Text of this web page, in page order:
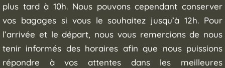
plus tard à 10h. Nous pouvons cependant conserver
vos bagages si vous le souhaitez jusqu’à 12h. Pour
l’arrivée et le départ, nous vous remercions de nous
tenir informés des horaires afin que nous puissions
répondre à vos attentes dans les meilleures